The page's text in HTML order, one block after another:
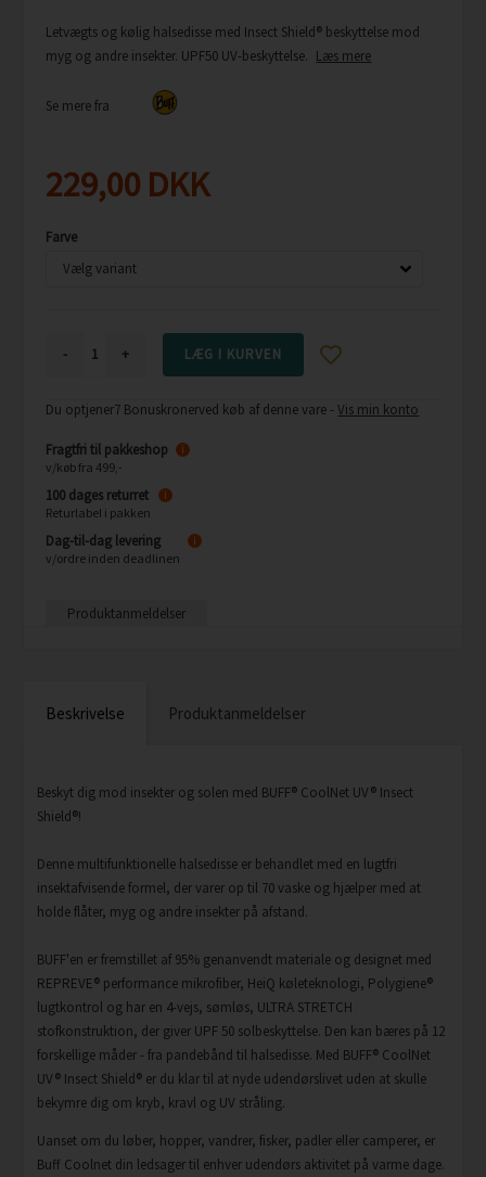
Letvægts og kølig halsedisse med Insect Shield® beskyttelse mod
myg og andre insekter. UPF50 UV-beskyttelse. Læs mere
Se mere fra
229,00 DKK
Farve
- +
Du optjener7 Bonuskronerved køb af denne vare -Vis min konto
Fragtfri til pakkeshop
v/køb fra 499,-
i
100 dages returret
Returlabel i pakken
i
Dag-til-dag levering
v/ordre inden deadlinen
i
Produktanmeldelser
Beskrivelse Produktanmeldelser
Beskyt dig mod insekter og solen med BUFF® CoolNet UV® Insect
Shield®!
Denne multifunktionelle halsedisse er behandlet med en lugtfri
insektafvisende formel, der varer op til 70 vaske og hjælper med at
holde flåter, myg og andre insekter på afstand.
BUFF'en er fremstillet af 95% genanvendt materiale og designet med
REPREVE® performance mikrofiber, HeiQ køleteknologi, Polygiene®
lugtkontrol og har en 4-vejs, sømløs, ULTRA STRETCH
stofkonstruktion, der giver UPF 50 solbeskyttelse. Den kan bæres på 12
forskellige måder - fra pandebånd til halsedisse. Med BUFF® CoolNet
UV® Insect Shield® er du klar til at nyde udendørslivet uden at skulle
bekymre dig om kryb, kravl og UV stråling.
Uanset om du løber, hopper, vandrer, fisker, padler eller camperer, er
Buff Coolnet din ledsager til enhver udendørs aktivitet på varme dage.